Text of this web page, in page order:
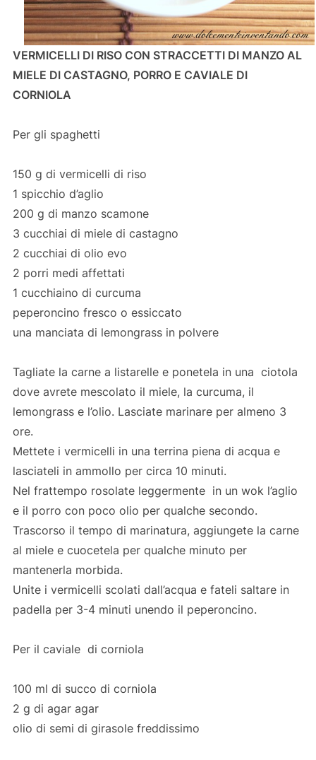
VERMICELLI DI RISO CON STRACCETTI DI MANZO AL
MIELE DI CASTAGNO, PORRO E CAVIALE DI
CORNIOLA
Per gli spaghetti
150 g di vermicelli di riso
1 spicchio d’aglio
200 g di manzo scamone
3 cucchiai di miele di castagno
2 cucchiai di olio evo
2 porri medi affettati
1 cucchiaino di curcuma
peperoncino fresco o essiccato
una manciata di lemongrass in polvere
Tagliate la carne a listarelle e ponetela in una ciotola
dove avrete mescolato il miele, la curcuma, il
lemongrass e l’olio. Lasciate marinare per almeno 3
ore.
Mettete i vermicelli in una terrina piena di acqua e
lasciateli in ammollo per circa 10 minuti.
Nel frattempo rosolate leggermente in un wok l’aglio
e il porro con poco olio per qualche secondo.
Trascorso il tempo di marinatura, aggiungete la carne
al miele e cuocetela per qualche minuto per
mantenerla morbida.
Unite i vermicelli scolati dall’acqua e fateli saltare in
padella per 3-4 minuti unendo il peperoncino.
Per il caviale di corniola
100 ml di succo di corniola
2 g di agar agar
olio di semi di girasole freddissimo